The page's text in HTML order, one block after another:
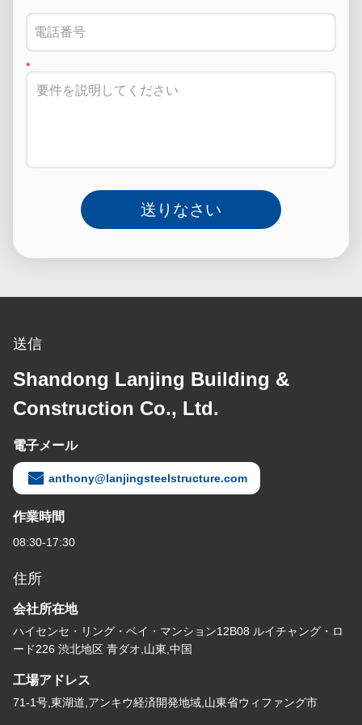
送りなさい
送信
Shandong Lanjing Building &
Construction Co., Ltd.
電子メール
anthony@lanjingsteelstructure.com
作業時間
08:30-17:30
住所
会社所在地
ハイセンセ・リング・ベイ・マンション12B08 ルイチャング・ロ
ード226 渋北地区 青ダオ,山東,中国
工場アドレス
71-1号,東湖道,アンキウ経済開発地域,山東省ウィファング市